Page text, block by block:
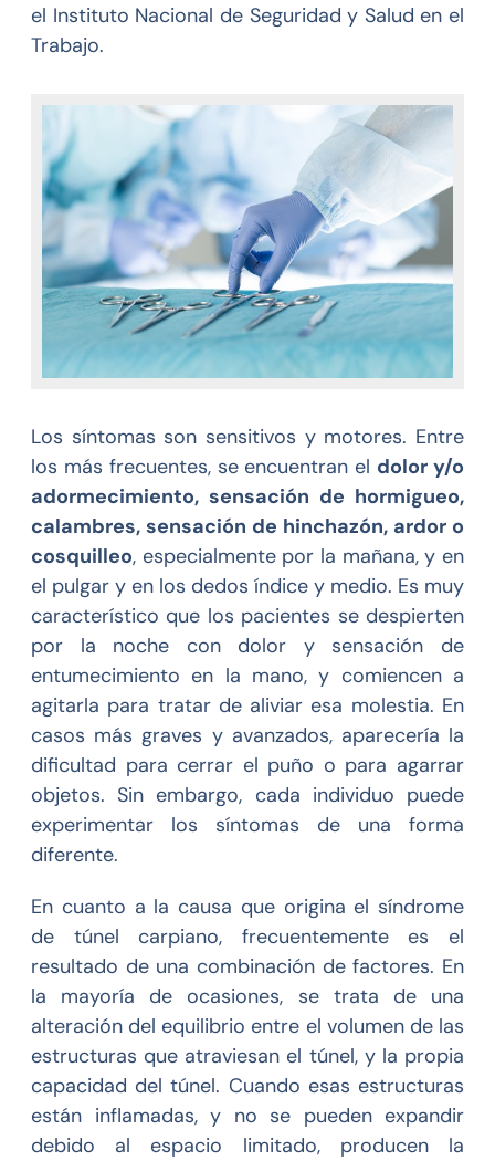
el Instituto Nacional de Seguridad y Salud en el
Trabajo.
Los síntomas son sensitivos y motores. Entre
los más frecuentes, se encuentran el dolor y/o
adormecimiento, sensación de hormigueo,
calambres, sensación de hinchazón, ardor o
cosquilleo, especialmente por la mañana, y en
el pulgar y en los dedos índice y medio. Es muy
característico que los pacientes se despierten
por la noche con dolor y sensación de
entumecimiento en la mano, y comiencen a
agitarla para tratar de aliviar esa molestia. En
casos más graves y avanzados, aparecería la
dificultad para cerrar el puño o para agarrar
objetos. Sin embargo, cada individuo puede
experimentar los síntomas de una forma
diferente.
En cuanto a la causa que origina el síndrome
de túnel carpiano, frecuentemente es el
resultado de una combinación de factores. En
la mayoría de ocasiones, se trata de una
alteración del equilibrio entre el volumen de las
estructuras que atraviesan el túnel, y la propia
capacidad del túnel. Cuando esas estructuras
están inflamadas, y no se pueden expandir
debido al espacio limitado, producen la